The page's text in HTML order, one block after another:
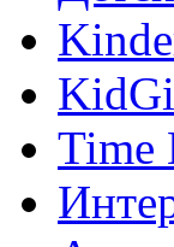
Time